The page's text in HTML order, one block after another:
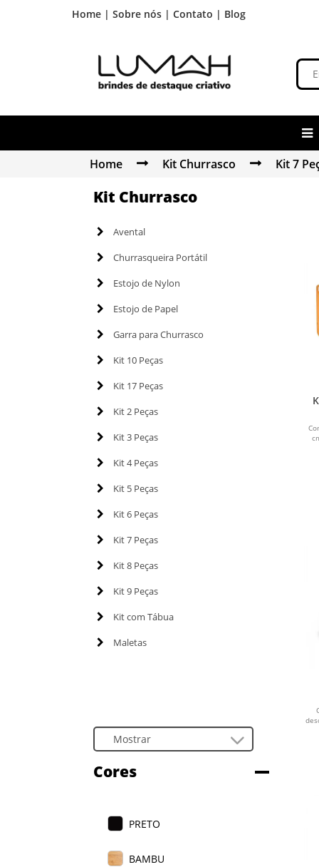
Home | Sobre nós | Contato | Blog
Home Kit Churrasco Kit 7
Kit Churrasco
Avental
Churrasqueira Portátil
Estojo de Nylon
Estojo de Papel
Garra para Churrasco
Kit 10 Peças
Kit 17 Peças
Kit 2 Peças
Kit 3 Peças
Kit 4 Peças
Kit 5 Peças
Kit 6 Peças
Kit 7 Peças
Kit 8 Peças
Kit 9 Peças
Kit com Tábua
Maletas
Cores
PRETO
BAMBU